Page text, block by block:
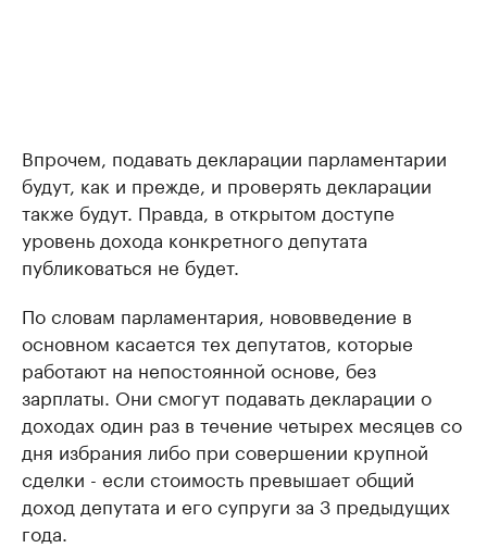
Впрочем, подавать декларации парламентарии
будут, как и прежде, и проверять декларации
также будут. Правда, в открытом доступе
уровень дохода конкретного депутата
публиковаться не будет.
По словам парламентария, нововведение в
основном касается тех депутатов, которые
работают на непостоянной основе, без
зарплаты. Они смогут подавать декларации о
доходах один раз в течение четырех месяцев со
дня избрания либо при совершении крупной
сделки - если стоимость превышает общий
доход депутата и его супруги за 3 предыдущих
года.